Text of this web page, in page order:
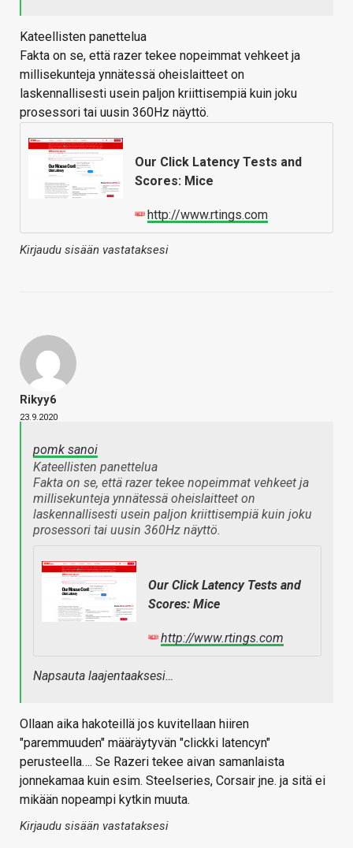
Kateellisten panettelua
Fakta on se, että razer tekee nopeimmat vehkeet ja
millisekunteja ynnätessä oheislaitteet on
laskennallisesti usein paljon kriittisempiä kuin joku
prosessori tai uusin 360Hz näyttö.
Our Click Latency Tests and
Scores: Mice
http://www.rtings.com
Kirjaudu sisään vastataksesi
Rikyy6
23.9.2020
pomk sanoi
Kateellisten panettelua
Fakta on se, että razer tekee nopeimmat vehkeet ja
millisekunteja ynnätessä oheislaitteet on
laskennallisesti usein paljon kriittisempiä kuin joku
prosessori tai uusin 360Hz näyttö.
Our Click Latency Tests and
Scores: Mice
http://www.rtings.com
Napsauta laajentaaksesi…
Ollaan aika hakoteillä jos kuvitellaan hiiren
"paremmuuden" määräytyvän "clickki latencyn"
perusteella…. Se Razeri tekee aivan samanlaista
jonnekamaa kuin esim. Steelseries, Corsair jne. ja sitä ei
mikään nopeampi kytkin muuta.
Kirjaudu sisään vastataksesi